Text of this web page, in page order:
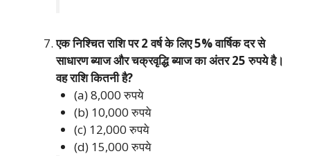
एक निश्चित राशि पर 2 वर्ष के लिए 5% वार्षिक दर से
साधारण ब्याज और चक्रवृद्धि ब्याज का अंतर 25 रुपये है।
वह राशि कितनी है?
(a) 8,000 रुपये
(b) 10,000 रुपये
(c) 12,000 रुपये
(d) 15,000 रुपये